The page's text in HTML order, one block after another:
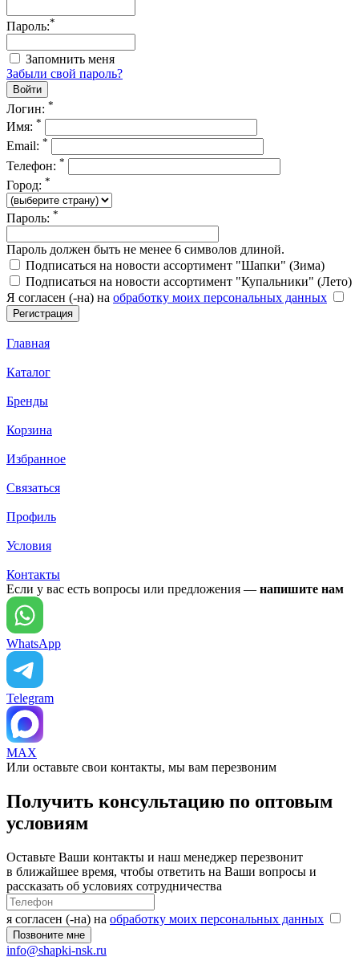
Пароль:*
Запомнить меня
Забыли свой пароль?
Логин: *
Имя: *
Email: *
Телефон: *
Город: *
Пароль: *
Пароль должен быть не менее 6 символов длиной.
Подписаться на новости ассортимент "Шапки" (Зима)
Подписаться на новости ассортимент "Купальники" (Лето)
Я согласен (-на) на обработку моих персональных данных
Главная
Каталог
Бренды
Корзина
Избранное
Связаться
Профиль
Условия
Контакты
Если у вас есть вопросы или предложения — напишите нам
WhatsApp
Telegram
MAX
Или оставьте свои контакты, мы вам перезвоним
Получить консультацию по оптовым
условиям
Оставьте Ваши контакты и наш менеджер перезвонит
в ближайшее время, чтобы ответить на Ваши вопросы и
рассказать об условиях сотрудничества
я согласен (-на) на обработку моих персональных данных
info@shapki-nsk.ru